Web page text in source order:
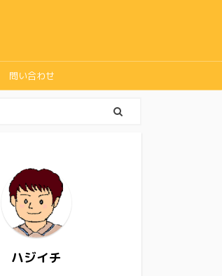
問い合わせ
ハジイチ